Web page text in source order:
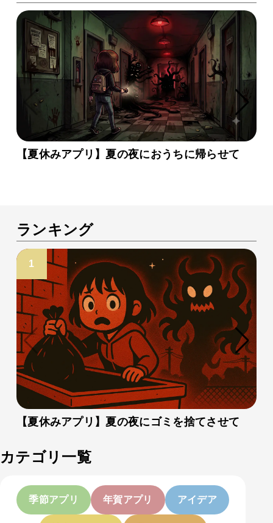
【夏休みアプリ】夏の夜におうちに帰らせて
ランキング
【夏休みアプリ】夏の夜にゴミを捨てさせて
カテゴリ一覧
季節アプリ 年賀アプリ アイデア